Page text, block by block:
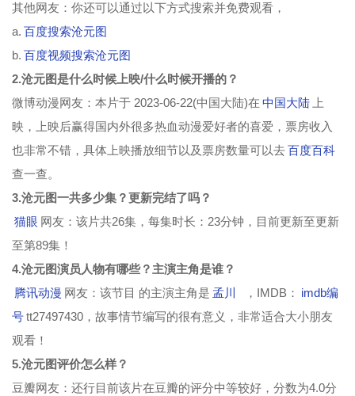
其他网友：你还可以通过以下方式搜索并免费观看，
a. 百度搜索沧元图
b. 百度视频搜索沧元图
2.沧元图是什么时候上映/什么时候开播的？
微博动漫网友：本片于 2023-06-22(中国大陆)在 中国大陆
上
映，上映后赢得国内外很多热血动漫爱好者的喜爱，票房收入
也非常不错，具体上映播放细节以及票房数量可以去百度百科
查一查。
3.沧元图一共多少集？更新完结了吗？
猫眼 网友：该片共26集，每集时长：23分钟，目前更新至更新
至第89集！
4.沧元图演员人物有哪些？主演主角是谁？
腾讯动漫 网友：该节目 的主演主角是 孟川 ，IMDB： imdb编
号tt27497430，故事情节编写的很有意义，非常适合大小朋友
观看！
5.沧元图评价怎么样？
豆瓣网友：还行目前该片在豆瓣的评分中等较好，分数为4.0分